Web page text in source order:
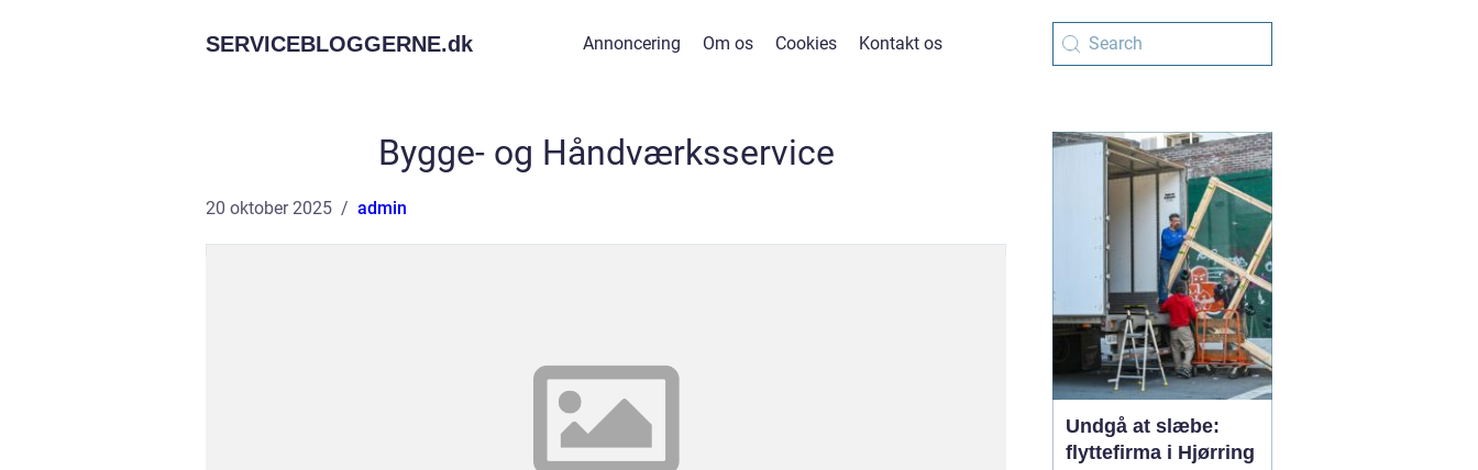
SERVICEBLOGGERNE.dk Annoncering Om os Cookies Kontakt os
Bygge- og Håndværksservice
20 oktober 2025 admin
Undgå at slæbe:
flyttefirma i Hjørring